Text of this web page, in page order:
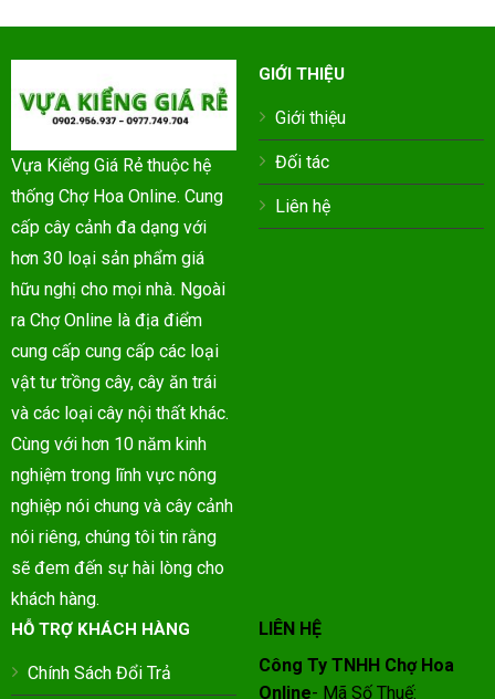
Vựa Kiểng Giá Rẻ thuộc hệ
thống Chợ Hoa Online. Cung
cấp cây cảnh đa dạng với
hơn 30 loại sản phẩm giá
hữu nghị cho mọi nhà. Ngoài
ra Chợ Online là địa điểm
cung cấp cung cấp các loại
vật tư trồng cây, cây ăn trái
và các loại cây nội thất khác.
Cùng với hơn 10 năm kinh
nghiệm trong lĩnh vực nông
nghiệp nói chung và cây cảnh
nói riêng, chúng tôi tin rằng
sẽ đem đến sự hài lòng cho
khách hàng.
GIỚI THIỆU
Giới thiệu
Đối tác
Liên hệ
HỖ TRỢ KHÁCH HÀNG
Chính Sách Đổi Trả
LIÊN HỆ
Công Ty TNHH Chợ Hoa
Online- Mã Số Thuế: